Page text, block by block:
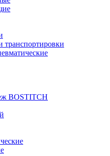
транспортировки
BOSTITCH